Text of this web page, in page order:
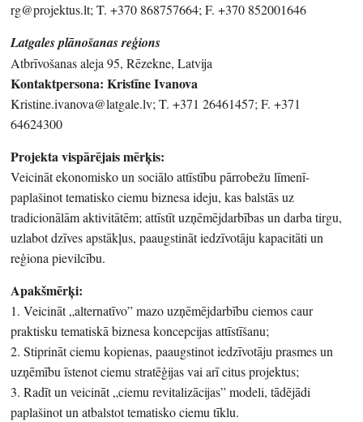
rg@projektus.lt; T. +370 868757664; F. +370 852001646
Latgales plānošanas reģions
Atbrīvošanas aleja 95, Rēzekne, Latvija
Kontaktpersona: Kristīne Ivanova
Kristine.ivanova@latgale.lv; T. +371 26461457; F. +371
64624300
Projekta vispārējais mērķis:
Veicināt ekonomisko un sociālo attīstību pārrobežu līmenī-
paplašinot tematisko ciemu biznesa ideju, kas balstās uz
tradicionālām aktivitātēm; attīstīt uzņēmējdarbības un darba tirgu,
uzlabot dzīves apstākļus, paaugstināt iedzīvotāju kapacitāti un
reģiona pievilcību.
Apakšmērķi:
1. Veicināt „alternatīvo” mazo uzņēmējdarbību ciemos caur
praktisku tematiskā biznesa koncepcijas attīstīšanu;
2. Stiprināt ciemu kopienas, paaugstinot iedzīvotāju prasmes un
uzņēmību īstenot ciemu stratēģijas vai arī citus projektus;
3. Radīt un veicināt „ciemu revitalizācijas” modeli, tādējādi
paplašinot un atbalstot tematisko ciemu tīklu.